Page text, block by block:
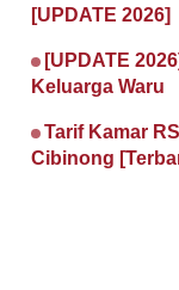
[UPDATE 2026]
[UPDATE
Keluarga Waru
Tarif Kamar
Cibinong